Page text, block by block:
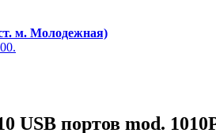
м. Молодежная)
USB портов mod.